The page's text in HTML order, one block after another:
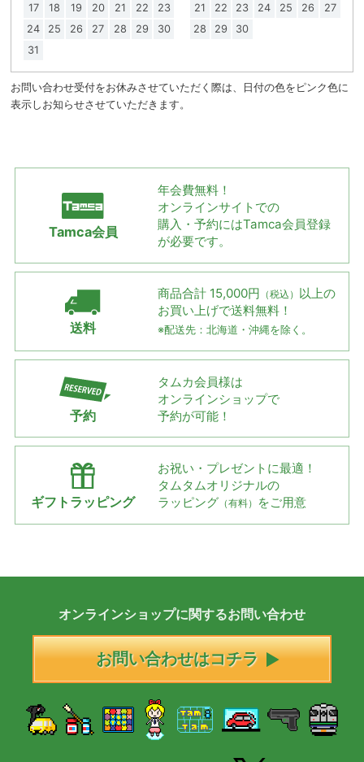
17
18 19 20 21 22
23
24
25 26 27 28 29
30
31
21
22 23 24 25 26
27
28
29 30
お問い合わせ受付をお休みさせていただく際は、日付の色をピンク色に
表示しお知らせさせていただきます。
Tamca会員
年会費無料！
オンラインサイトでの
購入・予約にはTamca会員登録
が必要です。
送料
商品合計 15,000円 （税込） 以上の
お買い上げで送料無料！
※配送先：北海道・沖縄を除く。
予約
タムカ会員様は
オンラインショップで
予約が可能！
ギフトラッピング
お祝い・プレゼントに最適！
タムタムオリジナルの
ラッピング （有料） をご用意
オンラインショップに関するお問い合わせ
お問い合わせはコチラ